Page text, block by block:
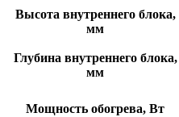
Высота внутреннего блока,
мм
Глубина внутреннего блока,
мм
Мощность обогрева, Вт